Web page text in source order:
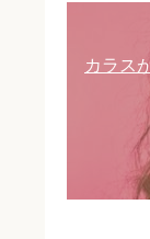
カラス